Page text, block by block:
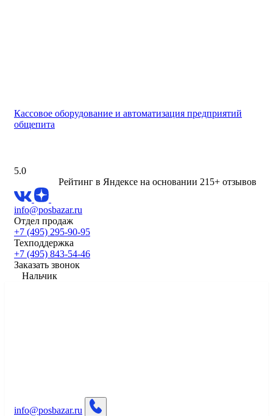
Кассовое оборудование и автоматизация предприятий
общепита
5.0
Рейтинг в Яндексе на основании 215+ отзывов
info@posbazar.ru
Отдел продаж
+7 (495) 295-90-95
Техподдержка
+7 (495) 843-54-46
Заказать звонок
Нальчик
info@posbazar.ru